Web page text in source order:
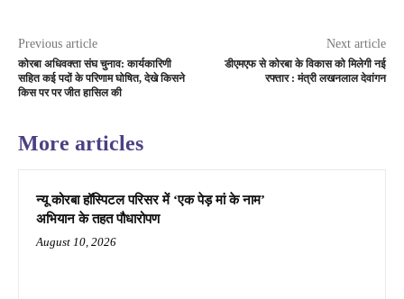
Previous article
कोरबा अधिवक्ता संघ चुनाव: कार्यकारिणी
सहित कई पदों के परिणाम घोषित, देखे किसने
किस पर पर जीत हासिल की
Next article
डीएमएफ से कोरबा के विकास को मिलेगी नई
रफ्तार : मंत्री लखनलाल देवांगन
More articles
न्यू कोरबा हॉस्पिटल परिसर में ‘एक पेड़ मां के नाम’
अभियान के तहत पौधारोपण
August 10, 2026